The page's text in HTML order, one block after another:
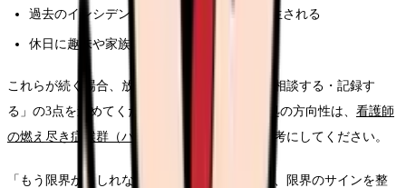
過去のインシデントが頭の中で繰り返し再生される
休日に趣味や家族との時間を楽しめない
これらが続く場合、放置するより先に「休む・相談する・記録す
る」の3点を進めてください。詳しい背景や対処の方向性は、 看護師
の燃え尽き症候群（バーンアウト）ガイド
を参考にしてください。
「もう限界かもしれない」と感じている場合は、限界のサインを整